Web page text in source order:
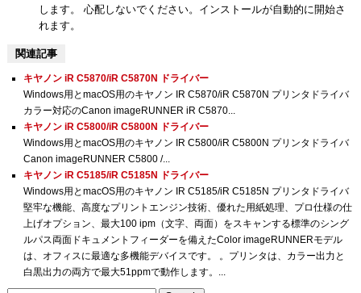
します。 心配しないでください。インストールが自動的に開始さ
れます。
関連記事
キヤノン iR C5870/iR C5870N ドライバー
Windows用とmacOS用のキヤノン IR C5870/iR C5870N プリンタドライバ
カラー対応のCanon imageRUNNER iR C5870...
キヤノン iR C5800/iR C5800N ドライバー
Windows用とmacOS用のキヤノン IR C5800/iR C5800N プリンタドライバ
Canon imageRUNNER C5800 /...
キヤノン iR C5185/iR C5185N ドライバー
Windows用とmacOS用のキヤノン IR C5185/iR C5185N プリンタドライバ
堅牢な機能、高度なプリントエンジン技術、優れた用紙処理、プロ仕様の仕
上げオプション、最大100 ipm（文字、両面）をスキャンする標準のシング
ルパス両面ドキュメントフィーダーを備えたColor imageRUNNERモデル
は、オフィスに最適な多機能デバイスです。 。プリンタは、カラー出力と
白黒出力の両方で最大51ppmで動作します。...